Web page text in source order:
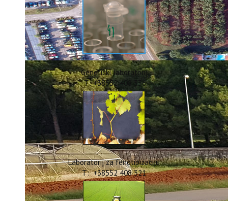
Genetički laboratorij
T: +38552 408 336
Laboratorij za fenotipizaciju
T: +38552 408 321